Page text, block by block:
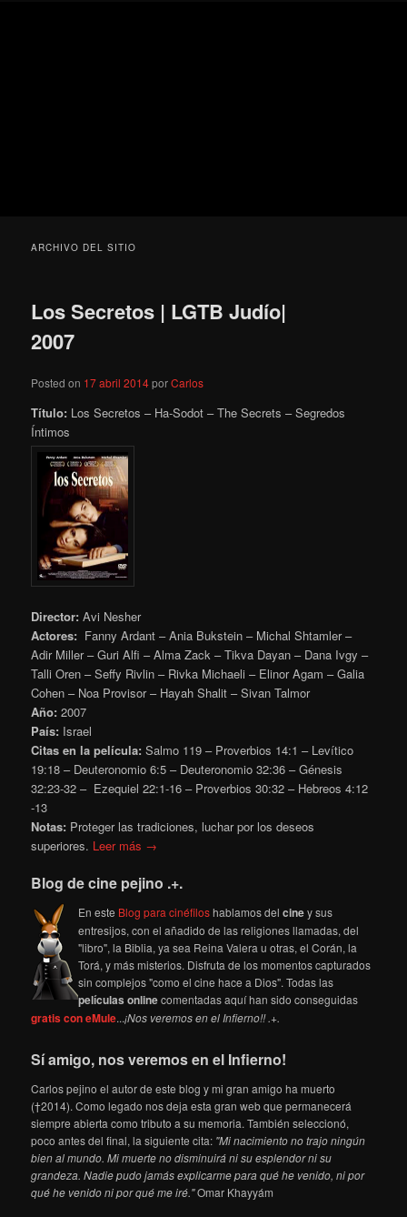
ARCHIVO DEL SITIO
Los Secretos | LGTB Judío|
2007
Posted on 17 abril 2014porCarlos
Título: Los Secretos – Ha-Sodot – The Secrets – Segredos
Íntimos
Director: Avi Nesher
Actores: Fanny Ardant – Ania Bukstein – Michal Shtamler –
Adir Miller – Guri Alfi – Alma Zack – Tikva Dayan – Dana Ivgy –
Talli Oren – Seffy Rivlin – Rivka Michaeli – Elinor Agam – Galia
Cohen – Noa Provisor – Hayah Shalit – Sivan Talmor
Año: 2007
País: Israel
Citas en la película: Salmo 119 – Proverbios 14:1 – Levítico
19:18 – Deuteronomio 6:5 – Deuteronomio 32:36 – Génesis
32:23-32 – Ezequiel 22:1-16 – Proverbios 30:32 – Hebreos 4:12
-13
Notas: Proteger las tradiciones, luchar por los deseos
superiores. Leer más →
Blog de cine pejino .+.
En este Blog para cinéfiloshablamos delciney sus
entresijos, con el añadido de las religiones llamadas, del
"libro", la Biblia, ya sea Reina Valera u otras, el Corán, la
Torá, y más misterios. Disfruta de los momentos capturados
sin complejos "como el cine hace a Dios". Todas las
películas onlinecomentadas aquí han sido conseguidas
gratis con eMule...¡Nos veremos en el Infierno!! .+.
Sí amigo, nos veremos en el Infierno!
Carlos pejino el autor de este blog y mi gran amigo ha muerto
(†2014). Como legado nos deja esta gran web que permanecerá
siempre abierta como tributo a su memoria. También seleccionó,
poco antes del final, la siguiente cita: "Mi nacimiento no trajo ningún
bien al mundo. Mi muerte no disminuirá ni su esplendor ni su
grandeza. Nadie pudo jamás explicarme para qué he venido, ni por
qué he venido ni por qué me iré."Omar Khayyám